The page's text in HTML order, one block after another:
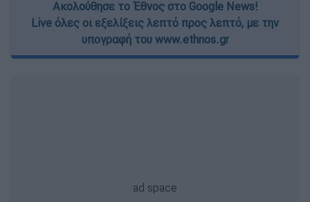
Ακολούθησε το Έθνος στο Google News!
Live όλες οι εξελίξεις λεπτό προς λεπτό, με την
υπογραφή του www.ethnos.gr